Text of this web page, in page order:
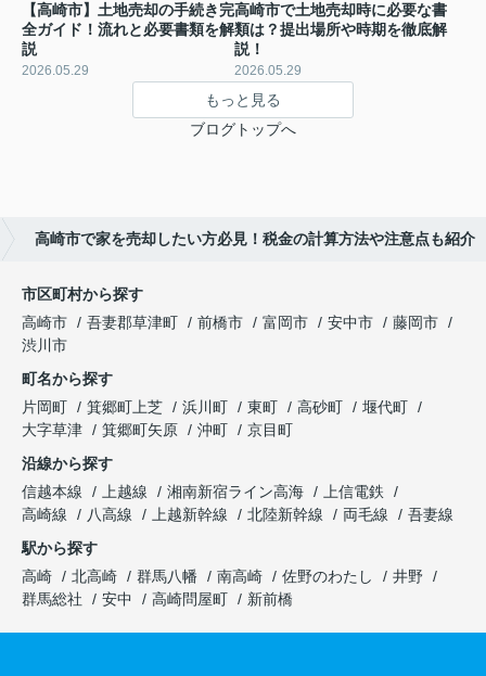
【高崎市】土地売却の手続き完
全ガイド！流れと必要書類を解
説
2026.05.29
高崎市で土地売却時に必要な書
類は？提出場所や時期を徹底解
説！
2026.05.29
もっと見る
ブログトップへ
高崎市で家を売却したい方必見！税金の計算方法や注意点も紹介
市区町村から探す
高崎市
吾妻郡草津町 前橋市 富岡市 安中市
藤岡市
渋川市
町名から探す
片岡町
箕郷町上芝 浜川町 東町 高砂町
堰代町
大字草津
箕郷町矢原 沖町
京目町
沿線から探す
信越本線
上越線 湘南新宿ライン高海
上信電鉄
高崎線
八高線 上越新幹線 北陸新幹線 両毛線
吾妻線
駅から探す
高崎
北高崎 群馬八幡 南高崎 佐野のわたし
井野
群馬総社
安中 高崎問屋町 新前橋